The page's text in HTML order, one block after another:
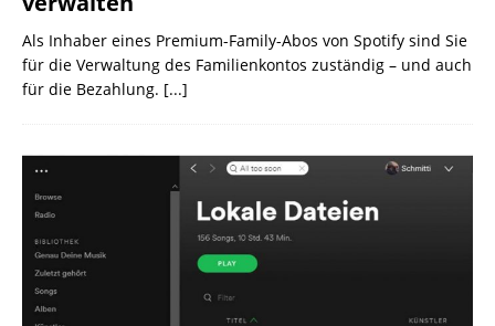
Als Inhaber eines Premium-Family-Abos von Spotify sind Sie
für die Verwaltung des Familienkontos zuständig – und auch
für die Bezahlung. [...]